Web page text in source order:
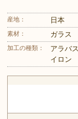
産地： 日本
素材： ガラス
加工の種類：
アラバ
イロン